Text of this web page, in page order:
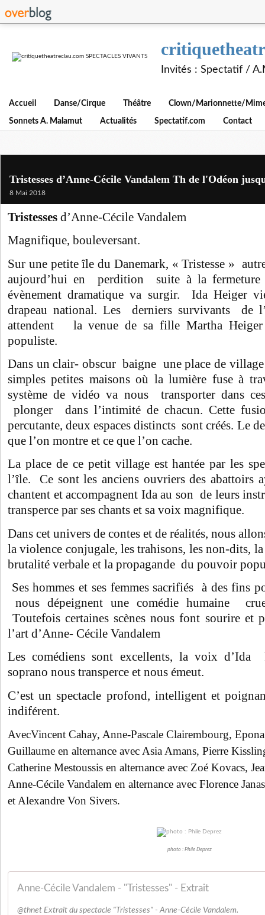
Invités : Spectatif /
Accueil Danse/Cirque Théâtre Clown/Marionnette/
Sonnets A. Malamut Actualités Spectatif.com Contact
Tristesses d’Anne-Cécile Vandalem Th de l'Odéon
8 Mai 2018
Tristesses d’Anne-Cécile Vandalem
Magnifique, bouleversant.
Sur une petite île du Danemark, « Tristesse »
aujourd’hui en perdition suite à la fermeture
évènement dramatique va surgir. Ida Heiger
drapeau national. Les derniers survivants de
attendent la venue de sa fille Martha
populiste.
Dans un clair- obscur baigne une place de village
simples petites maisons où la lumière fuse à
système de vidéo va nous transporter dans
plonger dans l’intimité de chacun. Cette
percutante, deux espaces distincts sont créés. Le
que l’on montre et ce que l’on cache.
La place de ce petit village est hantée par les
l’île. Ce sont les anciens ouvriers des
chantent et accompagnent Ida au son de leurs
transperce par ses chants et sa voix magnifique.
Dans cet univers de contes et de réalités, nous
la violence conjugale, les trahisons, les non-dits,
brutalité verbale et la propagande du pouvoir
Ses hommes et ses femmes sacrifiés à des fins
nous dépeignent une comédie humaine
Toutefois certaines scènes nous font sourire et
l’art d’Anne- Cécile Vandalem
Les comédiens sont excellents, la voix d’Ida
soprano nous transperce et nous émeut.
C’est un spectacle profond, intelligent et
indiférent.
AvecVincent Cahay, Anne-Pascale Clairembourg,
Guillaume en alternance avec Asia Amans, Pierre
Catherine Mestoussis en alternance avec Zoé Kovacs,
Anne-Cécile Vandalem en alternance avec Florence
et Alexandre Von Sivers.
photo : Phile Deprez
Anne-Cécile Vandalem - "Tristesses" - Extrait
@thnet Extrait du spectacle "Tristesses" - Anne-Cécile Vandalem.